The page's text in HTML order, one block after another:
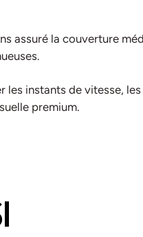
assuré la couverture
les instants de vitesse,
premium.